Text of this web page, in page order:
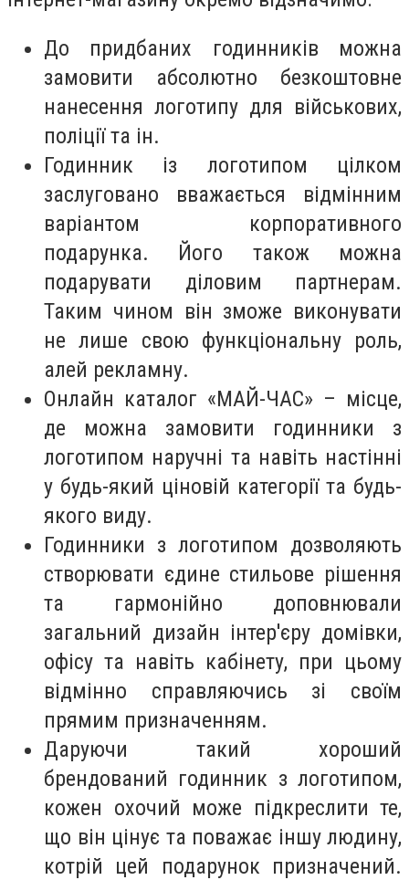
До придбаних годинників можна
замовити абсолютно безкоштовне
нанесення логотипу для військових,
поліції та ін.
Годинник із логотипом цілком
заслуговано вважається відмінним
варіантом корпоративного
подарунка. Його також можна
подарувати діловим партнерам.
Таким чином він зможе виконувати
не лише свою функціональну роль,
алей рекламну.
Онлайн каталог «МАЙ-ЧАС» – місце,
де можна замовити годинники з
логотипом наручні та навіть настінні
у будь-який ціновій категорії та будь-
якого виду.
Годинники з логотипом дозволяють
створювати єдине стильове рішення
та гармонійно доповнювали
загальний дизайн інтер'єру домівки,
офісу та навіть кабінету, при цьому
відмінно справляючись зі своїм
прямим призначенням.
Даруючи такий хороший
брендований годинник з логотипом,
кожен охочий може підкреслити те,
що він цінує та поважає іншу людину,
котрій цей подарунок призначений.